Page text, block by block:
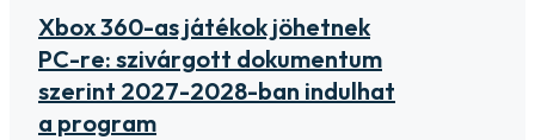
Xbox 360-as játékok jöhetnek
PC-re: szivárgott dokumentum
szerint 2027-2028-ban indulhat
a program